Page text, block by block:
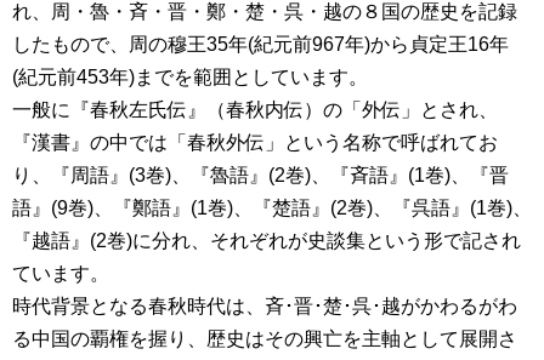
れ、周・魯・斉・晋・鄭・楚・呉・越の８国の歴史を記録
したもので、周の穆王35年(紀元前967年)から貞定王16年
(紀元前453年)までを範囲としています。
一般に『春秋左氏伝』（春秋内伝）の「外伝」とされ、
『漢書』の中では「春秋外伝」という名称で呼ばれてお
り、『周語』(3巻)、『魯語』(2巻)、『斉語』(1巻)、『晋
語』(9巻)、『鄭語』(1巻)、『楚語』(2巻)、『呉語』(1巻)、
『越語』(2巻)に分れ、それぞれが史談集という形で記され
ています。
時代背景となる春秋時代は、斉･晋･楚･呉･越がかわるがわ
る中国の覇権を握り、歴史はその興亡を主軸として展開さ